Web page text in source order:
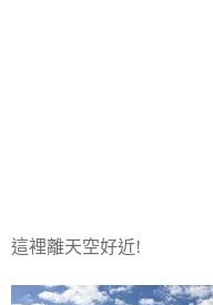
這裡離天空好近!